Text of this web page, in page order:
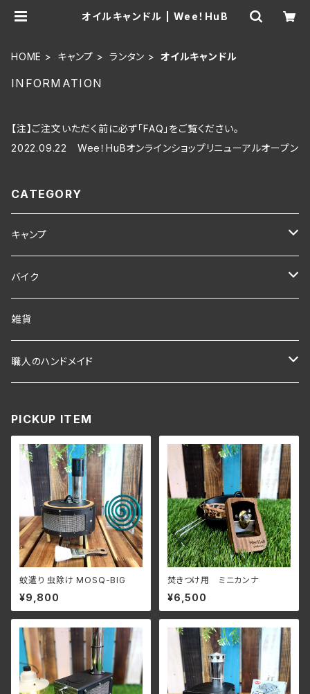
オイルキャンドル | Wee！HuB
HOME キャンプ ランタン オイルキャンドル
INFORMATION
【注】ご注文いただく前に必ず「FAQ」をご覧ください。
2022.09.22 Wee！HuBオンラインショップリニューアルオープン
CATEGORY
キャンプ
キャンプギア
ポケットコンロ
Pokeco 専用オプション
ミニチュア薪ストーブ 小薪
小薪 専用オプション品
焚き火台 無骨さん
ランタン
オイルキャンドル
バイク
アクセサリー
雑貨
職人のハンドメイド
PICKUP ITEM
蚊遣り 虫除け MOSQ-BIG
¥9,800
焚きつけ用 ミニカンナ
¥6,500